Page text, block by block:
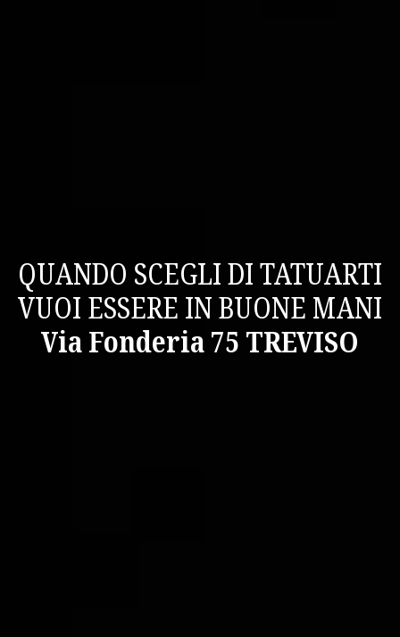
QUANDO SCEGLI DI TATUARTI
VUOI ESSERE IN BUONE MANI
Via Fonderia 75 TREVISO